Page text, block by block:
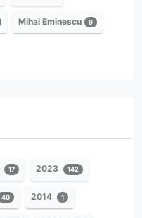
Mihai Eminescu 9
17 2023 142
40 2014 1